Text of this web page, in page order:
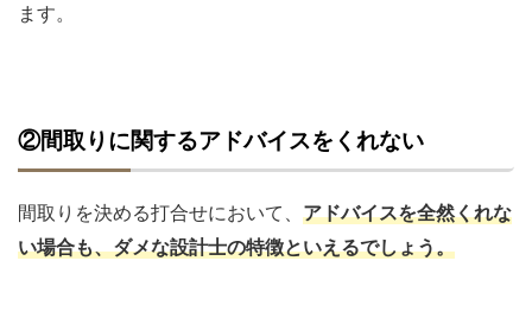
ます。
②間取りに関するアドバイスをくれない
間取りを決める打合せにおいて、 アドバイスを全然くれな
い場合も、ダメな設計士の特徴といえるでしょう。